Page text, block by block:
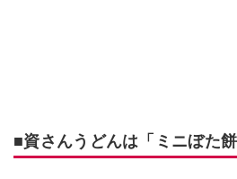
■資さんうどんは「ミニぼた